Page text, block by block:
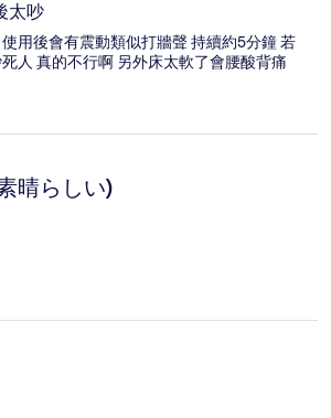
太吵
用後會有震動類似打牆聲 持續約5分鐘 若
人 真的不行啊 另外床太軟了會腰酸背痛
晴らしい)